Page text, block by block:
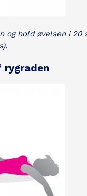
og hold øvelsen i 20
rygraden